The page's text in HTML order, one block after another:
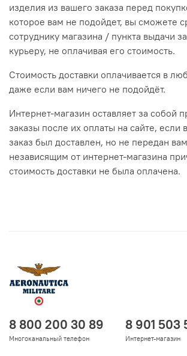
изделия из вашего заказа перед
которое вам не подойдет, вы сможете
сотруднику магазина / пункта выдачи
курьеру, не оплачивая его стоимость.
Стоимость доставки оплачивается в
даже если вам ничего не подойдёт.
Интернет-магазин оставляет за собой
заказы после их оплаты на сайте,
заказ был доставлен, но не передан
независящим от интернет-магазина
стоимость доставки не была оплачена.
8 800 200 30 89
Многоканальный телефон
8 901 503
Интернет-магазин